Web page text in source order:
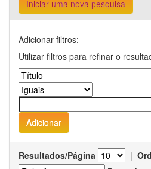
Iniciar uma nova pesquisa
Adicionar filtros:
Utilizar filtros para refinar o
Resultados/Página |